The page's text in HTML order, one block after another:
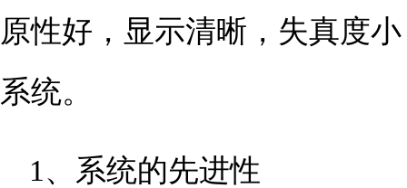
原性好，显示清晰，失真度
系统。
1、系统的先进性